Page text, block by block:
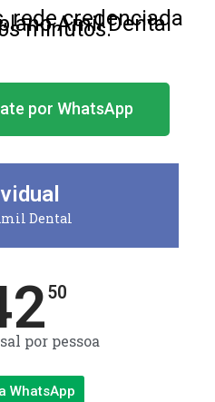
rede credenciada
Amil Dental
minutos.
por WhatsApp
Dental
50
por pessoa
WhatsApp